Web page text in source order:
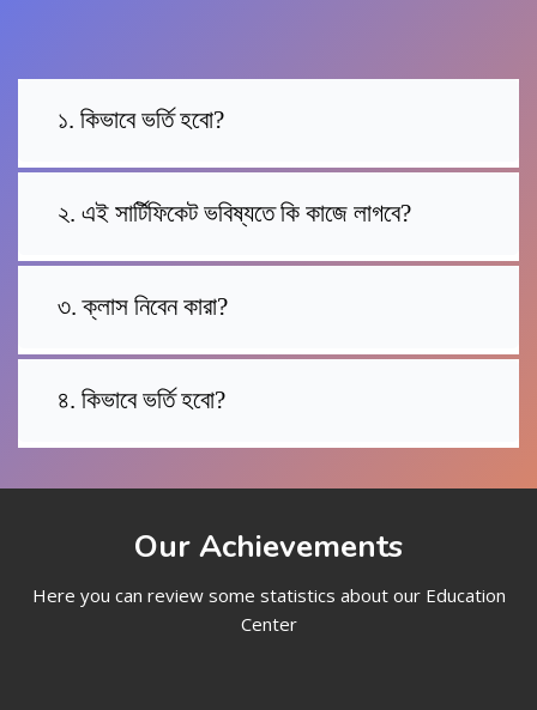
১. কিভাবে ভর্তি হবো?
২. এই সার্টিফিকেট ভবিষ্যতে কি কাজে লাগবে?
৩. ক্লাস নিবেন কারা?
৪. কিভাবে ভর্তি হবো?
Our Achievements
Here you can review some statistics about our Education
Center